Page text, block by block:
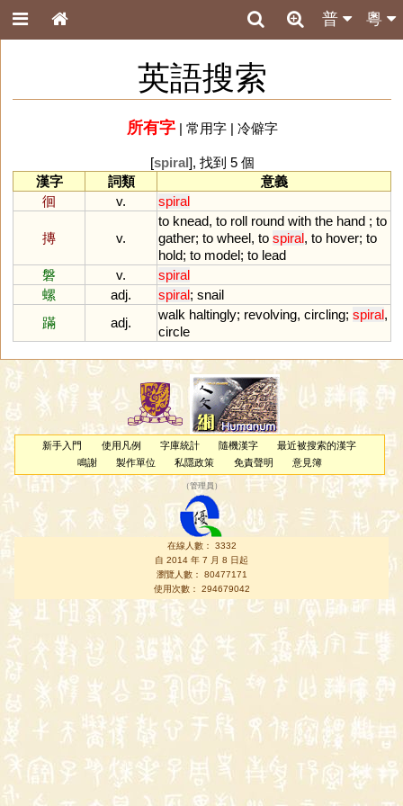
粵
普
英語搜索
所有字| 常用字| 冷僻字
[spiral], 找到 5 個
漢字
詞類
意義
徊
v. spiral
摶 v.
to knead, to roll round with the hand ; to
gather; to wheel, to spiral, to hover; to
hold; to model; to lead
磐
v.
spiral
螺
adj. spiral; snail
蹣
adj.
walk haltingly; revolving, circling; spiral,
circle
新手入門 使用凡例 字庫統計 隨機漢字
最近被搜索的漢字
鳴謝
製作單位 私隱政策 免責聲明 意見簿
（管理員 ）
在線人數： 3332
自 2014 年 7 月 8 日起
瀏覽人數： 80477171
使用次數： 294679042